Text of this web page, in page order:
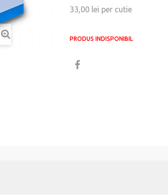
33,00 lei per cutie
PRODUS INDISPONIBIL